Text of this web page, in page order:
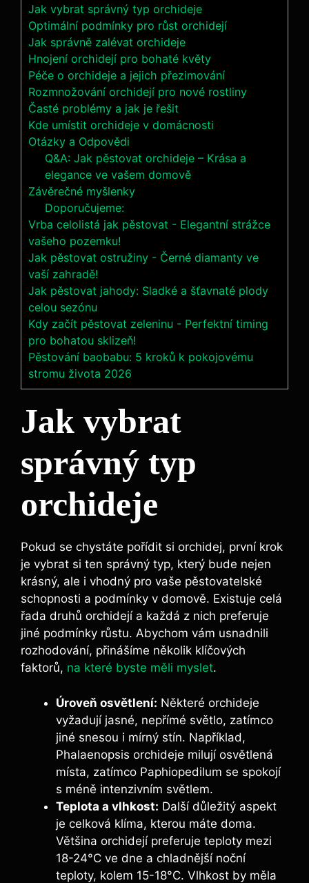
Jak vybrat správný typ orchideje
Optimální podmínky pro růst orchidejí
Jak správně zalévat orchideje
Hnojení orchidejí pro bohaté květy
Péče o orchideje a jejich přezimování
Rozmnožování orchidejí pro nové rostliny
Časté problémy a jak je řešit
Kde umístit orchideje v domácnosti
Otázky a Odpovědi
Q&A: Jak pěstovat orchideje – Krása a
elegance ve vašem domově
Závěrečné myšlenky
Doporučujeme:
Vrba celolistá jak pěstovat - Elegantní strážce
vašeho pozemku!
Jak pěstovat ostružiny - Černé diamanty ve
vaší zahradě!
Jak pěstovat jahody: Sladké a šťavnaté plody
celou sezónu
Kdy začít pěstovat zeleninu - Perfektní timing
pro bohatou sklizeň!
Pěstování baobabu: 5 kroků k pokojovému
stromu života 2026
Jak vybrat
správný typ
orchideje
Pokud se chystáte pořídit si orchidej, první krok
je vybrat si ten správný typ, který bude nejen
krásný, ale i vhodný pro vaše pěstovatelské
schopnosti a podmínky v domově. Existuje celá
řada druhů orchidejí a každá z nich preferuje
jiné podmínky růstu. Abychom vám usnadnili
rozhodování, přinášíme několik klíčových
faktorů, na které byste měli myslet.
Úroveň osvětlení: Některé orchideje
vyžadují jasné, nepřímé světlo, zatímco
jiné snesou i mírný stín. Například,
Phalaenopsis orchideje milují osvětlená
místa, zatímco Paphiopedilum se spokojí
s méně intenzivním světlem.
Teplota a vlhkost: Další důležitý aspekt
je celková klíma, kterou máte doma.
Většina orchidejí preferuje teploty mezi
18-24°C ve dne a chladnější noční
teploty, kolem 15-18°C. Vlhkost by měla